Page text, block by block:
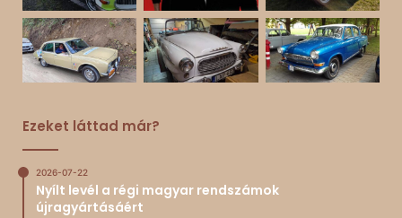
Ezeket láttad már?
2026-07-22
Nyílt levél a régi magyar rendszámok
újragyártásáért